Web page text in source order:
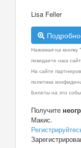
Lisa Feller
Нажимая на кнопку
покидаете наш сайт.
На сайте
политика
Билеты на это
Получите
Макис.